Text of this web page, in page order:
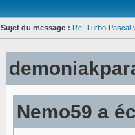
Sujet du message : Re: Turbo Pascal
Nemo59 a